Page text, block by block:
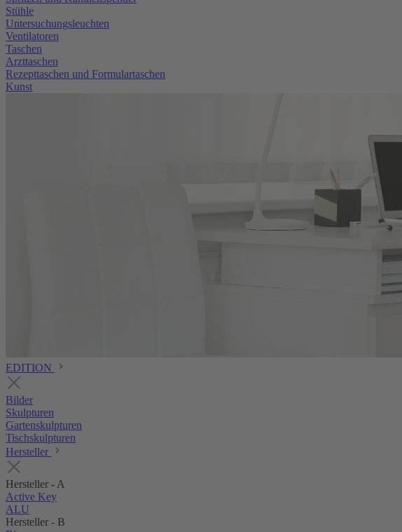
Stühle
Untersuchungsleuchten
Ventilatoren
Taschen
Arzttaschen
Rezepttaschen und Formulartaschen
Kunst
EDITION
Bilder
Skulpturen
Gartenskulpturen
Tischskulpturen
Hersteller
Hersteller - A
Active Key
ALU
Hersteller - B